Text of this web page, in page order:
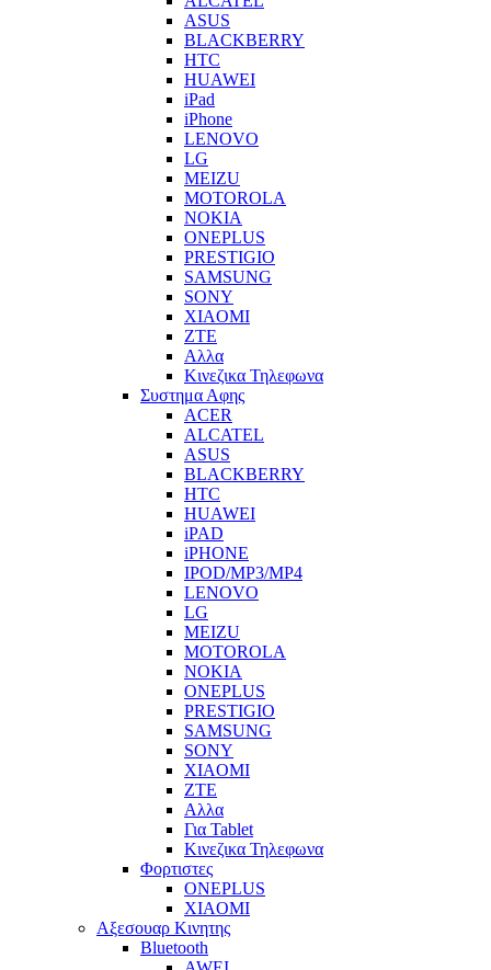
ASUS
BLACKBERRY
HTC
HUAWEI
iPad
iPhone
LENOVO
LG
MEIZU
MOTOROLA
NOKIA
ONEPLUS
PRESTIGIO
SAMSUNG
SONY
XIAOMI
ZTE
Αλλα
Κινεζικα Τηλεφωνα
Συστημα Αφης
ACER
ALCATEL
ASUS
BLACKBERRY
HTC
HUAWEI
iPAD
iPHONE
IPOD/MP3/MP4
LENOVO
LG
MEIZU
MOTOROLA
NOKIA
ONEPLUS
PRESTIGIO
SAMSUNG
SONY
XIAOMI
ZTE
Αλλα
Για Tablet
Κινεζικα Τηλεφωνα
Φορτιστες
ONEPLUS
XIAOMI
Αξεσουαρ Κινητης
Bluetooth